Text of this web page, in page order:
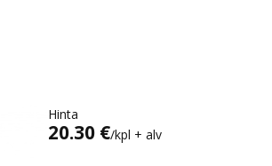
Hinta
20.30 €/kpl + alv